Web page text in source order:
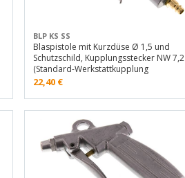
BLP KS SS
Blaspistole mit Kurzdüse Ø 1,5 und
Schutzschild, Kupplungsstecker NW 7,2
(Standard-Werkstattkupplung
22,40 €